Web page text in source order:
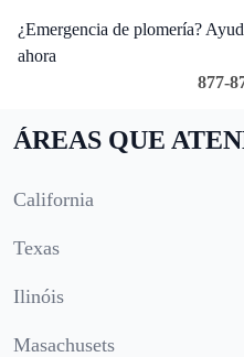
¿Emergencia de plomería?
ahora
877-
ÁREAS QUE
California
Texas
Ilinóis
Masachusets